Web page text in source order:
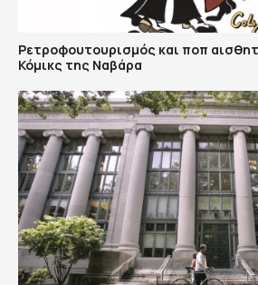
Ρετροφουτουρισμός και ποπ
Κόμικς της Ναβάρα